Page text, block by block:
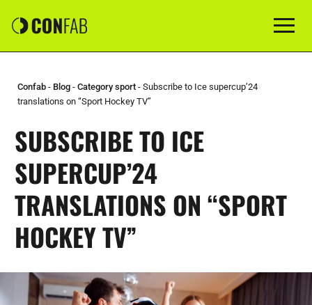
Confab - Blog - Category sport - Subscribe to Ice supercup’24
translations on “Sport Hockey TV”
SUBSCRIBE TO ICE
SUPERCUP’24
TRANSLATIONS ON “SPORT
HOCKEY TV”